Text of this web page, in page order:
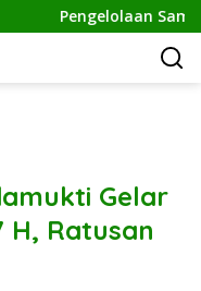
Pengelolaan Sampah
Gelar
H, Ratusan